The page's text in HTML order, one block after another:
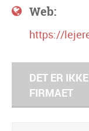
Web:
https://
DET ER
FIRMAET